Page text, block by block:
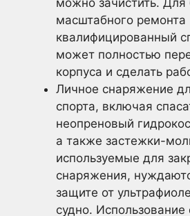
можно зачистить. Для
масштабного ремонта
квалифицированный
может полностью
корпуса и сделать
Личное снаряжение
спорта, включая
неопреновый
а также застежки-
используемые для
снаряжения,
защите от
судно. Использование